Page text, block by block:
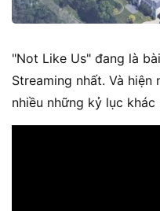
"Not Like Us" đang là
Streaming nhất. Và
nhiều những kỷ lục